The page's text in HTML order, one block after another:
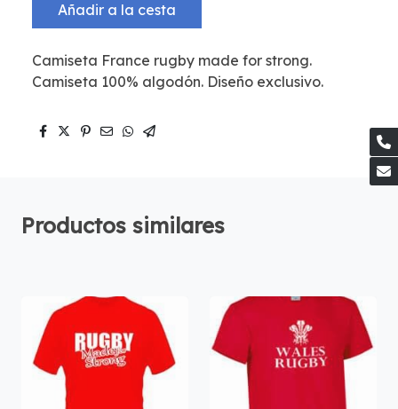
Añadir a la cesta
Camiseta France rugby made for strong.
Camiseta 100% algodón. Diseño exclusivo.
Productos similares